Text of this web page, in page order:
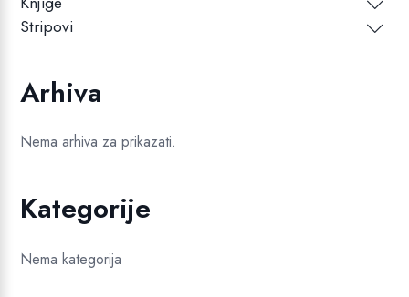
Stripovi
Arhiva
Nema arhiva za prikazati.
Kategorije
Nema kategorija